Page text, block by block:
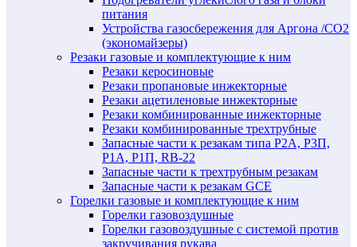
питания
Устройства газосбережения для Аргона /СО2
(экономайзеры)
Резаки газовые и комплектующие к ним
Резаки керосиновые
Резаки пропановые инжекторные
Резаки ацетиленовые инжекторные
Резаки комбинированные инжекторные
Резаки комбинированные трехтрубные
Запасные части к резакам типа Р2А, Р3П,
Р1А, Р1П, RB-22
Запасные части к трехтрубным резакам
Запасные части к резакам GCE
Горелки газовые и комплектующие к ним
Горелки газовоздушные
Горелки газовоздушные с системой против
закручивания рукава